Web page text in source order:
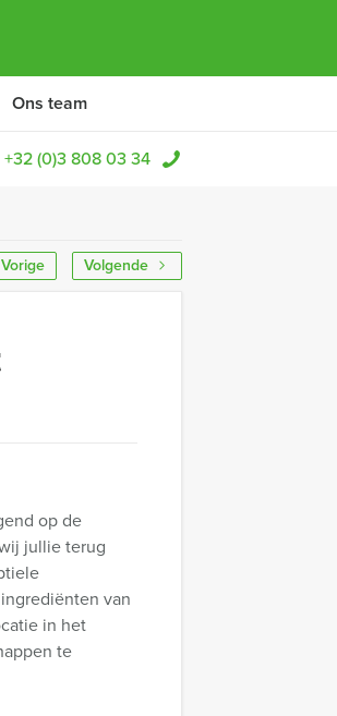
Ons team
+32 (0)3 808 03 34
Vorige
Volgende
op de
jullie terug
van
in het
te